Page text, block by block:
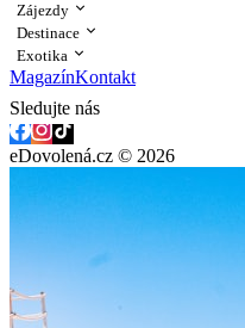
Zájezdy
Destinace
Exotika
MagazínKontakt
Sledujte nás
eDovolená.cz © 2026